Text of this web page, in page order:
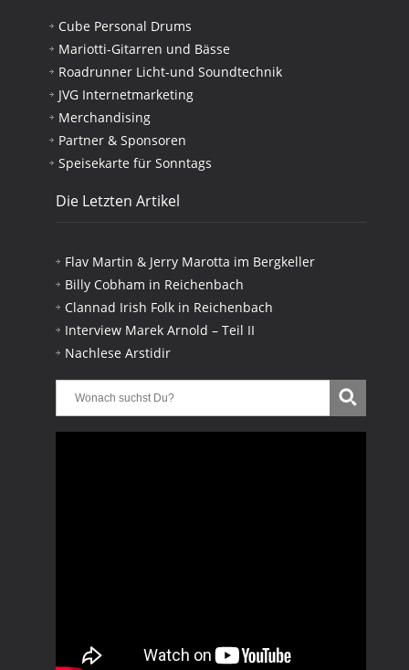
Cube Personal Drums
Mariotti-Gitarren und Bässe
Roadrunner Licht-und Soundtechnik
JVG Internetmarketing
Merchandising
Partner & Sponsoren
Speisekarte für Sonntags
Die Letzten Artikel
Flav Martin & Jerry Marotta im Bergkeller
Billy Cobham in Reichenbach
Clannad Irish Folk in Reichenbach
Interview Marek Arnold – Teil II
Nachlese Arstidir